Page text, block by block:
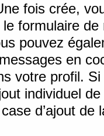
fois crée,
le formulaire de
pouvez
en
votre profil.
individuel
d’ajout